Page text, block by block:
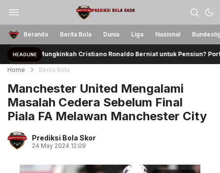
Prediksi Bola Skor
Berita Seputar Bola dan Jadwal Klasemen
Beranda Berita Bola Dunia Liga Nasional
HEADLINE
Mungkinkah Cristiano Ronaldo Berniat untuk Pensiun?
Home Berita Bola
Manchester United Mengalami
Masalah Cedera Sebelum Final
Piala FA Melawan Manchester City
Prediksi Bola Skor
24 May 2024 12:09